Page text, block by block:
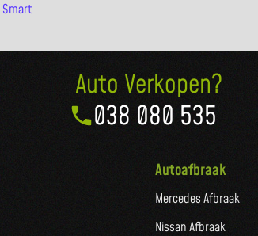
Smart
Auto Verkopen?
038 080 535
Autoafbraak
Mercedes Afbraak
Nissan Afbraak